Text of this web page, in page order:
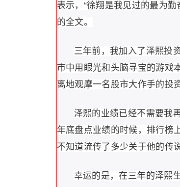
表示，“徐翔是我见过的最为
的全文。
三年前，我加入了泽熙投
市中用眼光和头脑寻宝的游戏
离地观摩一名股市大作手的投
泽熙的业绩已经不需要我
年底盘点业绩的时候，排行榜
不知道流传了多少关于他的传
幸运的是，在三年的泽熙